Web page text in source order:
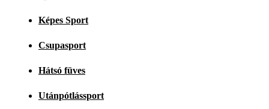
Képes Sport
Csupasport
Hátsó füves
Utánpótlássport